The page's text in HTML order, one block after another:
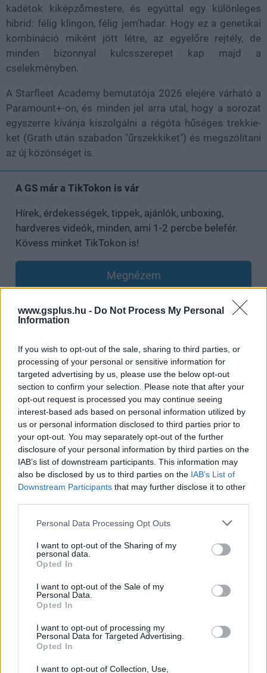
www.gsplus.hu - Do Not Process My Personal
Information
If you wish to opt-out of the sale, sharing to third parties, or
processing of your personal or sensitive information for
targeted advertising by us, please use the below opt-out
section to confirm your selection. Please note that after your
opt-out request is processed you may continue seeing
interest-based ads based on personal information utilized by
us or personal information disclosed to third parties prior to
your opt-out. You may separately opt-out of the further
disclosure of your personal information by third parties on the
IAB’s list of downstream participants. This information may
also be disclosed by us to third parties on the IAB’s List of
Downstream Participants that may further disclose it to other
Please note that this website/app uses one or more Google
not limited to your visit or usage behaviour. You may click to
grant or deny consent to Google and its third-party tags to
use your data for below specified purposes in below Google
consent section.
Personal Data Processing Opt Outs
I want to opt-out of the Sharing of my
personal data.
Opted In
I want to opt-out of the Sale of my
Personal Data.
Opted In
I want to opt-out of processing my
Personal Data for Targeted Advertising.
Opted In
I want to opt-out of Collection, Use,
kadétok kiképzőmestere, és egyúttal egy különleges
hibrid: félig klingon, félig jem'hadar. Hogy ez a genetikai
kombináció miként jött létre, az egyelőre rejtély, de
minden bizonnyal kulcsszerepet kap majd a
cselekményben.
A Starfleet Academy bemutatója 2026 elejére várható a
Paramount+-on, és minden jel arra utal, hogy a sorozat
egyszerre kívánja kiszolgálni a régóta hűséges trekkie-
ket (Grath után szabadon "űrszekkiket") és megszólítani
az új közönséget is.
A GS már a TikTokon is vár
Hírek, érdekességek, tippek, ajánlók, unboxing,
hardveres videók, minden, ami 1-2 percbe belefér.
Kövess minket TikTokon is!
Megnézem
hangulata – Jön a második forduló! (X)
Július végén folytatódik a balatoni strandröplabda-
sorozat.
Címkék: #star trek: starfleet academy
#jonathan frakes
#paramount
#paramount+
A Battlefield 6 videók tovább